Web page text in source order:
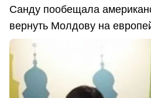
Санду пообещала
вернуть Молдову на